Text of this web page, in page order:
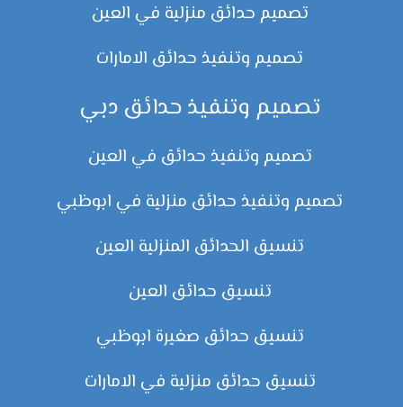
تصميم حدائق منزلية في العين
تصميم وتنفيذ حدائق الامارات
تصميم وتنفيذ حدائق دبي
تصميم وتنفيذ حدائق في العين
تصميم وتنفيذ حدائق منزلية في ابوظبي
تنسيق الحدائق المنزلية العين
تنسيق حدائق العين
تنسيق حدائق صغيرة ابوظبي
تنسيق حدائق منزلية في الامارات